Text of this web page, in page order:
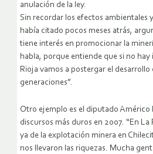
anulación de la ley.
Sin recordar los efectos ambientales
había citado pocos meses atrás,
tiene interés en promocionar la
habla, porque entiende que si no hay
Rioja vamos a postergar el
generaciones”.
Otro ejemplo es el diputado Américo
discursos más duros en 2007. “En
ya de la explotación minera en
nos llevaron las riquezas. Mucha